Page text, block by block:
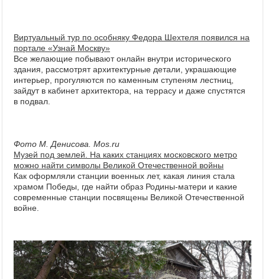
Виртуальный тур по особняку Федора Шехтеля появился на
портале «Узнай Москву»
Все желающие побывают онлайн внутри исторического
здания, рассмотрят архитектурные детали, украшающие
интерьер, прогуляются по каменным ступеням лестниц,
зайдут в кабинет архитектора, на террасу и даже спустятся
в подвал.
Фото М. Денисова. Mos.ru
Музей под землей. На каких станциях московского метро
можно найти символы Великой Отечественной войны
Как оформляли станции военных лет, какая линия стала
храмом Победы, где найти образ Родины-матери и какие
современные станции посвящены Великой Отечественной
войне.